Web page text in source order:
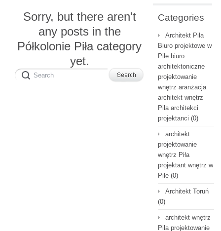
Sorry, but there aren't
any posts in the
Półkolonie Piła category
yet.
Categories
Architekt Piła
Biuro projektowe w
Pile biuro
architektoniczne
projektowanie
wnętrz aranżacja
architekt wnętrz
Piła architekci
projektanci (0)
architekt
projektowanie
wnętrz Piła
projektant wnętrz w
Pile (0)
Architekt Toruń
(0)
architekt wnętrz
Piła projektowanie